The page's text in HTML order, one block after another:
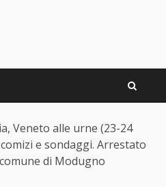
Veneto alle urne (23-24
e sondaggi. Arrestato
di Modugno